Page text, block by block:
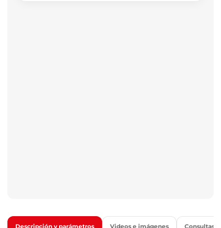
Descripción y parámetros Videos e imágenes Consultas